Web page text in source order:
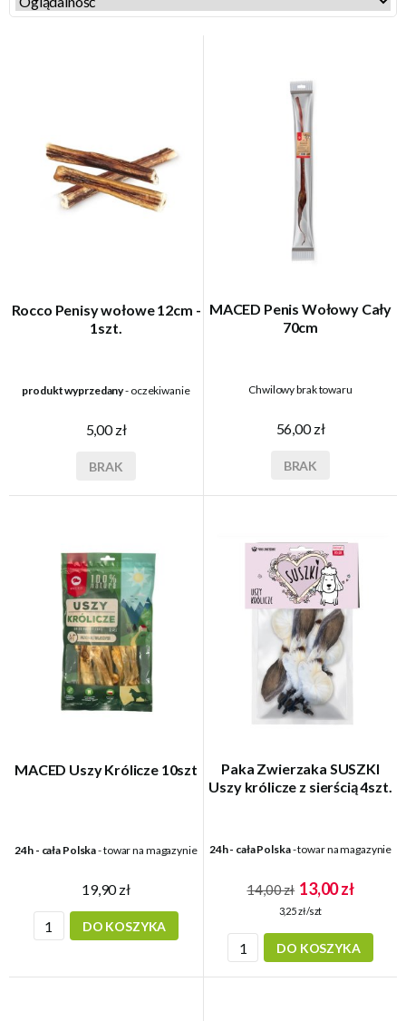
Rocco Penisy wołowe 12cm -
1szt.
produkt wyprzedany- oczekiwanie
5,00 zł
BRAK
MACED Penis Wołowy Cały
70cm
Chwilowy brak towaru
56,00 zł
BRAK
MACED Uszy Królicze 10szt
24h - cała Polska- towar na magazynie
19,90 zł
DO KOSZYKA
Paka Zwierzaka SUSZKI
Uszy królicze z sierścią 4szt.
24h - cała Polska- towar na magazynie
14,00 zł 13,00 zł
3,25 zł/szt
DO KOSZYKA